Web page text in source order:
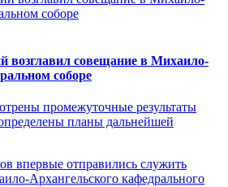
возглавил совещание в Михаило-
соборе
промежуточные результаты
планы дальнейшей